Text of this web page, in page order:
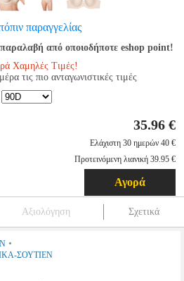
παραγγελίας
από οποιοδήποτε eshop point!
Χαμηλές Τιμές!
τις πιο ανταγωνιστικές τιμές
35.96 €
Ελάχιστη 30 ημερών 40 €
Προτεινόμενη λιανική 39.95 €
Αγορά
Αξιολόγηση Σχετικά
•
ΣΟΥΤΙΕΝ